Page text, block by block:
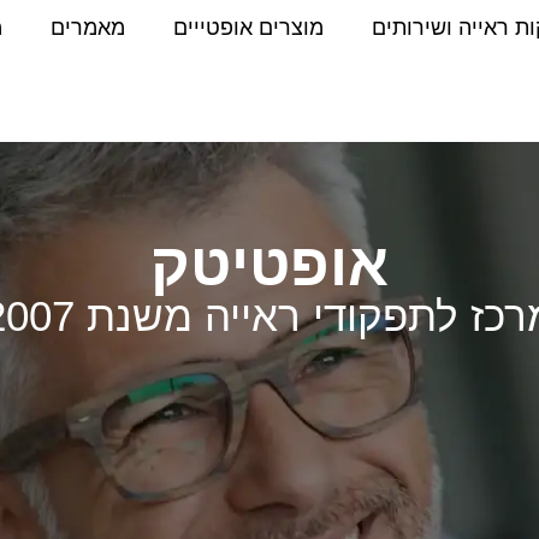
ראייה ושירותים מוצרים אופטייים מאמרים
אופטיטק
לתפקודי ראייה משנת 2007